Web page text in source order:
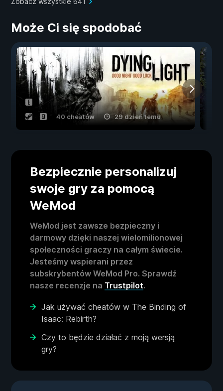
Może Ci się spodobać
40 cheatów 29 dzień temu
Bezpiecznie personalizuj
swoje gry za pomocą
WeMod
WeMod jest zawsze bezpieczny i
darmowy dzięki naszej wielomilionowej
społeczności graczy na całym świecie.
Jesteśmy wspierani przez
subskrybentów WeMod Pro. Sprawdź
nasze recenzje na Trustpilot.
Jak używać cheatów w The Binding of
Isaac: Rebirth?
Czy to będzie działać z moją wersją
gry?